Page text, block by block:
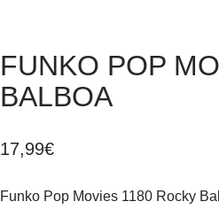
FUNKO POP
BALBOA
17,99€
Funko Pop Movies 1180 Rocky